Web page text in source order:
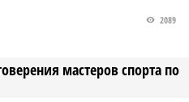
мастеров спорта по
2089